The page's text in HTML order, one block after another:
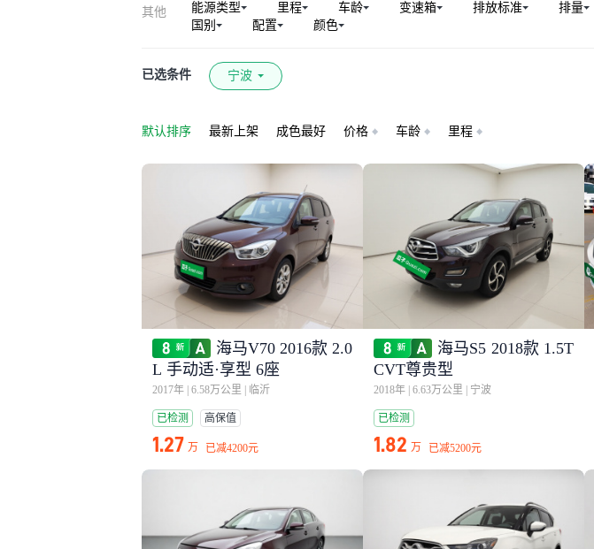
其他 能源类型 里程 车龄 变速箱 排放标准 排量
国别
配置 颜色
已选条件 宁波
默认排序 最新上架 成色最好 价格 车龄 里程
海马V70 2016款 2.0
L 手动适·享型 6座
2017年 6.58万公里 临沂
已检测 高保值
1.27 万 已减4200元
海马S5 2018款 1.5T
CVT尊贵型
2018年 6.63万公里 宁波
已检测
1.82 万 已减5200元